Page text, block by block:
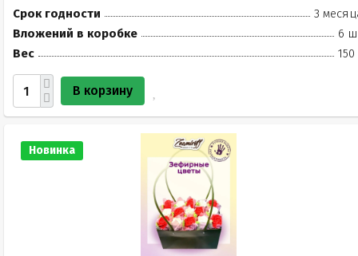
Срок годности
3
Вложений в коробке
6
Вес
150
В корзину
Новинка